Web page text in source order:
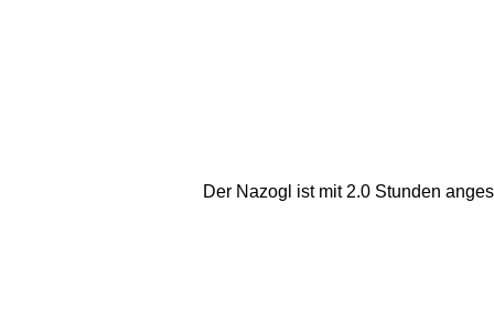
Der Nazogl ist mit 2.0 Stunden